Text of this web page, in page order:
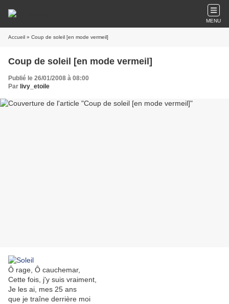
MENU
Accueil » Coup de soleil [en mode vermeil]
Coup de soleil [en mode vermeil]
Publié le 26/01/2008 à 08:00
Par livy_etoile
Ô rage, Ô cauchemar,
Cette fois, j'y suis vraiment,
Je les ai, mes 25 ans
que je traîne derrière moi